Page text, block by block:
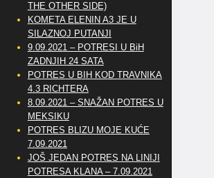
THE OTHER SIDE)
KOMETA ELENIN A3 JE U
SILAZNOJ PUTANJI
9.09.2021 – POTRESI U BiH
ZADNJIH 24 SATA
POTRES U BIH KOD TRAVNIKA
4.3 RICHTERA
8.09.2021 – SNAŽAN POTRES U
MEKSIKU
POTRES BLIZU MOJE KUĆE
7.09.2021
JOŠ JEDAN POTRES NA LINIJI
POTRESA KLANA – 7.09.2021